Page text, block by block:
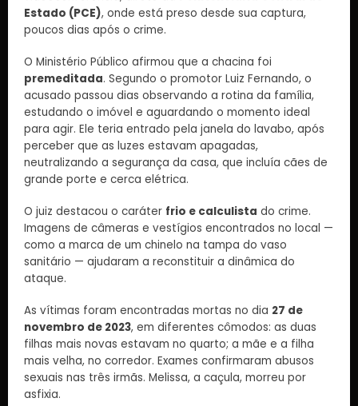
Estado (PCE), onde está preso desde sua captura,
poucos dias após o crime.
O Ministério Público afirmou que a chacina foi
premeditada. Segundo o promotor Luiz Fernando, o
acusado passou dias observando a rotina da família,
estudando o imóvel e aguardando o momento ideal
para agir. Ele teria entrado pela janela do lavabo, após
perceber que as luzes estavam apagadas,
neutralizando a segurança da casa, que incluía cães de
grande porte e cerca elétrica.
O juiz destacou o caráter frio e calculista do crime.
Imagens de câmeras e vestígios encontrados no local —
como a marca de um chinelo na tampa do vaso
sanitário — ajudaram a reconstituir a dinâmica do
ataque.
As vítimas foram encontradas mortas no dia 27 de
novembro de 2023, em diferentes cômodos: as duas
filhas mais novas estavam no quarto; a mãe e a filha
mais velha, no corredor. Exames confirmaram abusos
sexuais nas três irmãs. Melissa, a caçula, morreu por
asfixia.